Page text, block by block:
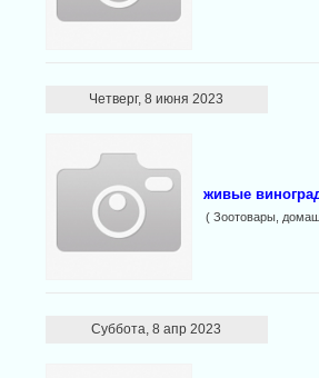
Четверг, 8 июня 2023
живые
( Зоотовары,
Суббота, 8 апр 2023